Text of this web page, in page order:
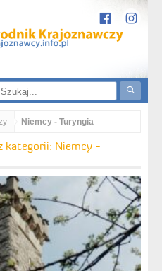
Niemcy - Turyngia
kategorii: Niemcy -